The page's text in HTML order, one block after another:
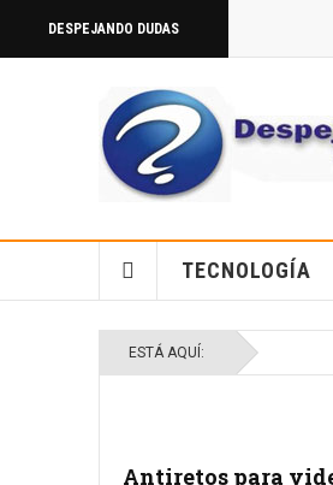
DESPEJANDO DUDAS
TECNOLOGÍA
ESTÁ AQUÍ:
Antiretos para